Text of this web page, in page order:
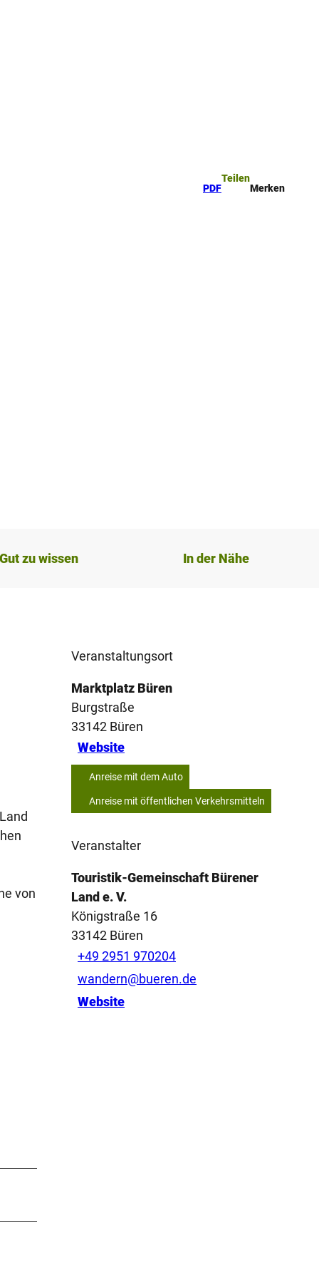
PDF
Teilen
Merken
Gut zu wissen In der Nähe
von
Veranstaltungsort
Marktplatz Büren
Burgstraße
33142 Büren
Website
Anreise mit dem Auto
Anreise mit öffentlichen Verkehrsmitteln
Veranstalter
Touristik-Gemeinschaft Bürener
Land e. V.
Königstraße 16
33142 Büren
+49 2951 970204
wandern@bueren.de
Website